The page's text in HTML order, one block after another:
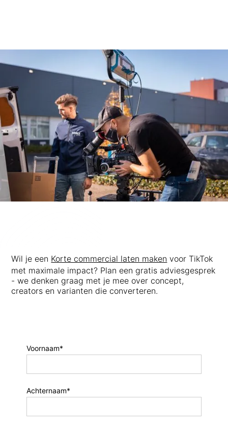
Wil je een Korte commercial laten maken voor TikTok
met maximale impact? Plan een gratis adviesgesprek
- we denken graag met je mee over concept,
creators en varianten die converteren.
Voornaam*
Achternaam*